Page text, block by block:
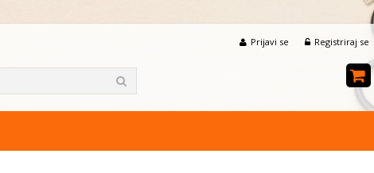
Prijavi se Registriraj se